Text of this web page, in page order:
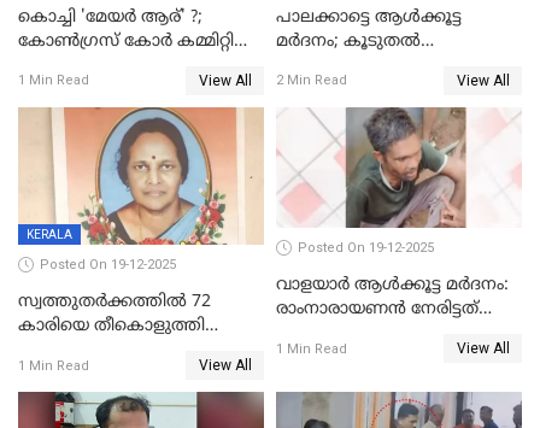
കൊച്ചി 'മേയർ ആര്' ?;
കോണ്‍ഗ്രസ് കോര്‍ കമ്മിറ്റി
1 Min Read View All
പാലക്കാട്ടെ ആള്‍ക്കൂട്ട
മര്‍ദനം; കൂടുതല്‍
അംഗ സംഘമെന്ന് വിവരം
2 Min Read View All
KERALA
Posted On 19-12-2025
സ്വത്തുതര്‍ക്കത്തില്‍ 72
കാരിയെ തീകൊളുത്തി
ക്രൂരകൊലപാതകത്തില്‍
സഹോദരിപുത്രന് ജീവപര്യന്തം
1 Min Read View All
Posted On 19-12-2025
വാളയാർ ആൾക്കൂട്ട മർദനം:
രാംനാരായണൻ നേരിട്ടത്
നാൽപ്പതിലേറെ
റിപ്പോർട്ട്
1 Min Read View All